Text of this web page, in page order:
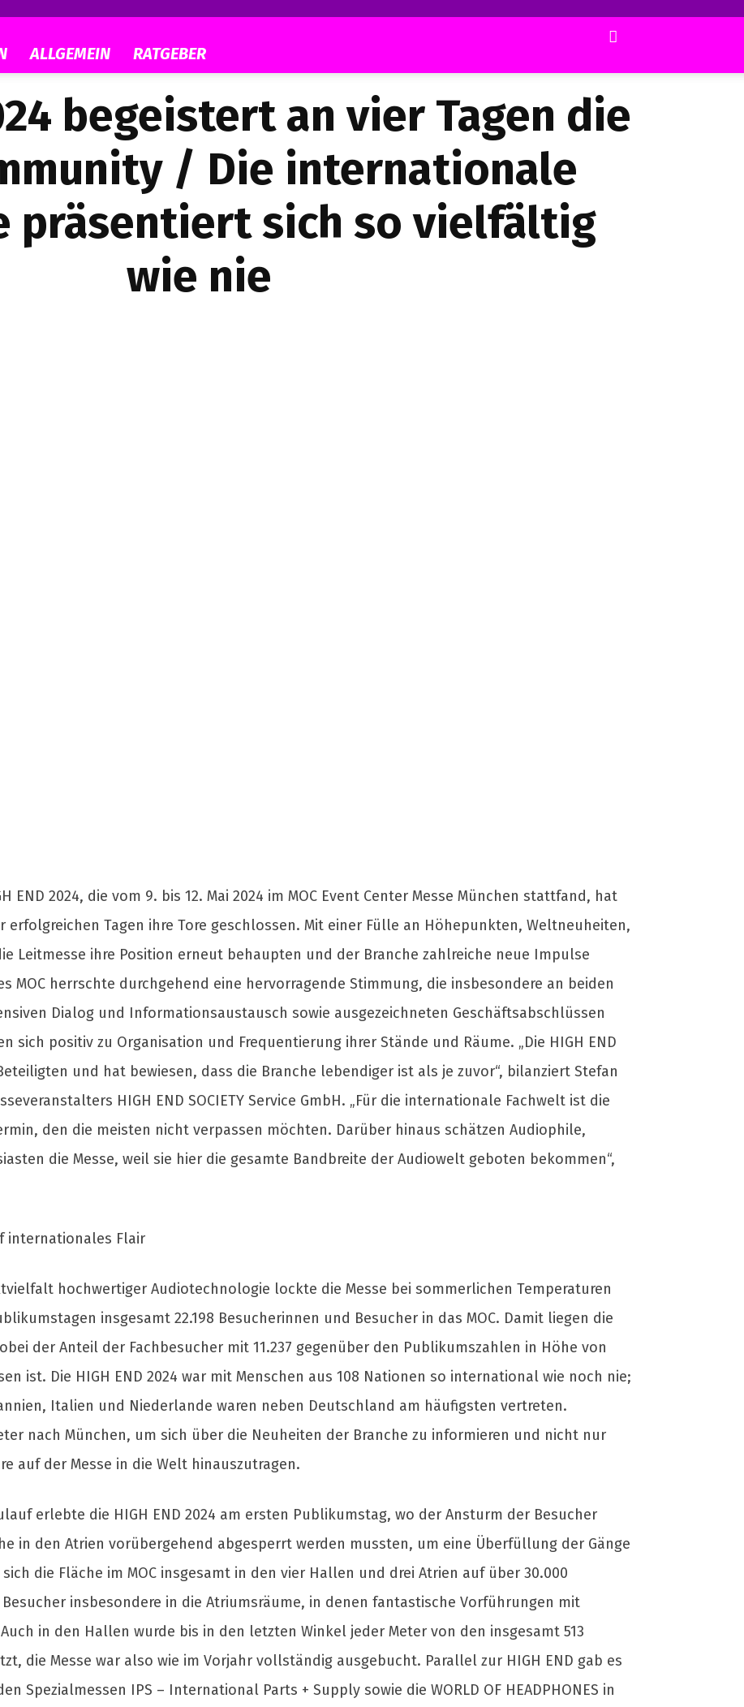
ALLGEMEIN RATGEBER
begeistert an vier Tagen die
/ Die internationale
präsentiert sich so vielfältig
wie nie
END 2024, die vom 9. bis 12. Mai 2024 im MOC Event Center Messe München stattfand, hat
erfolgreichen Tagen ihre Tore geschlossen. Mit einer Fülle an Höhepunkten, Weltneuheiten,
Leitmesse ihre Position erneut behaupten und der Branche zahlreiche neue Impulse
MOC herrschte durchgehend eine hervorragende Stimmung, die insbesondere an beiden
Dialog und Informationsaustausch sowie ausgezeichneten Geschäftsabschlüssen
sich positiv zu Organisation und Frequentierung ihrer Stände und Räume. „Die HIGH END
und hat bewiesen, dass die Branche lebendiger ist als je zuvor“, bilanziert Stefan
HIGH END SOCIETY Service GmbH. „Für die internationale Fachwelt ist die
den die meisten nicht verpassen möchten. Darüber hinaus schätzen Audiophile,
die Messe, weil sie hier die gesamte Bandbreite der Audiowelt geboten bekommen“,
internationales Flair
hochwertiger Audiotechnologie lockte die Messe bei sommerlichen Temperaturen
insgesamt 22.198 Besucherinnen und Besucher in das MOC. Damit liegen die
der Anteil der Fachbesucher mit 11.237 gegenüber den Publikumszahlen in Höhe von
ist. Die HIGH END 2024 war mit Menschen aus 108 Nationen so international wie noch nie;
Italien und Niederlande waren neben Deutschland am häufigsten vertreten.
nach München, um sich über die Neuheiten der Branche zu informieren und nicht nur
auf der Messe in die Welt hinauszutragen.
erlebte die HIGH END 2024 am ersten Publikumstag, wo der Ansturm der Besucher
in den Atrien vorübergehend abgesperrt werden mussten, um eine Überfüllung der Gänge
die Fläche im MOC insgesamt in den vier Hallen und drei Atrien auf über 30.000
insbesondere in die Atriumsräume, in denen fantastische Vorführungen mit
in den Hallen wurde bis in den letzten Winkel jeder Meter von den insgesamt 513
die Messe war also wie im Vorjahr vollständig ausgebucht. Parallel zur HIGH END gab es
Spezialmessen IPS – International Parts + Supply sowie die WORLD OF HEADPHONES in